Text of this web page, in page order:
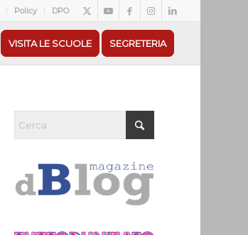
Policy DPO
VISITA LE SCUOLE SEGRETERIA